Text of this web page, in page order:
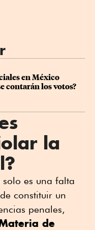
en México
contarán los votos?
la
es una falta
constituir un
penales,
de